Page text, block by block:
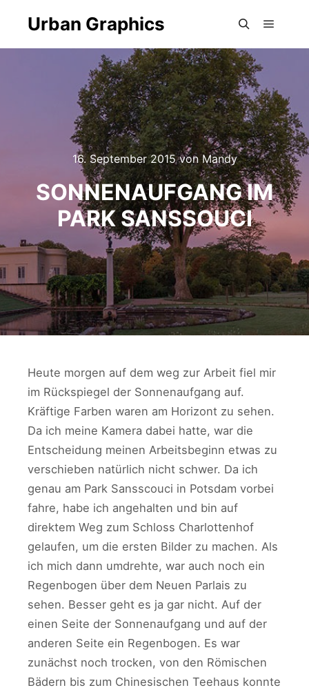
Urban Graphics
16. September 2015vonMandy
SONNENAUFGANG IM
PARK SANSSOUCI
Heute morgen auf dem weg zur Arbeit fiel mir
im Rückspiegel der Sonnenaufgang auf.
Kräftige Farben waren am Horizont zu sehen.
Da ich meine Kamera dabei hatte, war die
Entscheidung meinen Arbeitsbeginn etwas zu
verschieben natürlich nicht schwer. Da ich
genau am Park Sansscouci in Potsdam vorbei
fahre, habe ich angehalten und bin auf
direktem Weg zum Schloss Charlottenhof
gelaufen, um die ersten Bilder zu machen. Als
ich mich dann umdrehte, war auch noch ein
Regenbogen über dem Neuen Parlais zu
sehen. Besser geht es ja gar nicht. Auf der
einen Seite der Sonnenaufgang und auf der
anderen Seite ein Regenbogen. Es war
zunächst noch trocken, von den Römischen
Bädern bis zum Chinesischen Teehaus konnte